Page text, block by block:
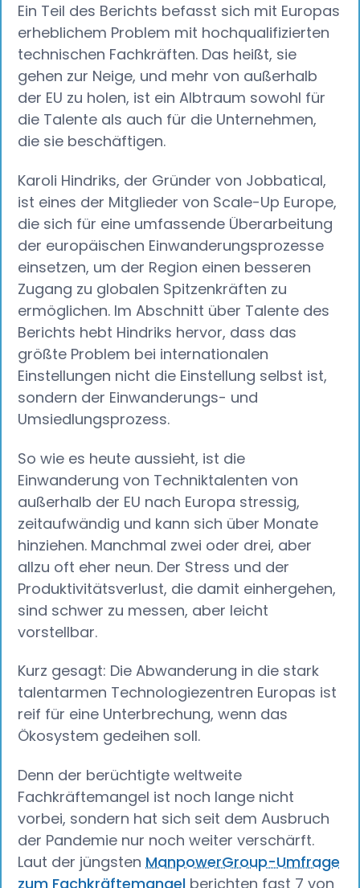
Ein Teil des Berichts befasst sich mit Europas
erheblichem Problem mit hochqualifizierten
technischen Fachkräften. Das heißt, sie
gehen zur Neige, und mehr von außerhalb
der EU zu holen, ist ein Albtraum sowohl für
die Talente als auch für die Unternehmen,
die sie beschäftigen.
Karoli Hindriks, der Gründer von Jobbatical,
ist eines der Mitglieder von Scale-Up Europe,
die sich für eine umfassende Überarbeitung
der europäischen Einwanderungsprozesse
einsetzen, um der Region einen besseren
Zugang zu globalen Spitzenkräften zu
ermöglichen. Im Abschnitt über Talente des
Berichts hebt Hindriks hervor, dass das
größte Problem bei internationalen
Einstellungen nicht die Einstellung selbst ist,
sondern der Einwanderungs- und
Umsiedlungsprozess.
So wie es heute aussieht, ist die
Einwanderung von Techniktalenten von
außerhalb der EU nach Europa stressig,
zeitaufwändig und kann sich über Monate
hinziehen. Manchmal zwei oder drei, aber
allzu oft eher neun. Der Stress und der
Produktivitätsverlust, die damit einhergehen,
sind schwer zu messen, aber leicht
vorstellbar.
Kurz gesagt: Die Abwanderung in die stark
talentarmen Technologiezentren Europas ist
reif für eine Unterbrechung, wenn das
Ökosystem gedeihen soll.
Denn der berüchtigte weltweite
Fachkräftemangel ist noch lange nicht
vorbei, sondern hat sich seit dem Ausbruch
der Pandemie nur noch weiter verschärft.
Laut der jüngsten ManpowerGroup-Umfrage
zum Fachkräftemangel berichten fast 7 von